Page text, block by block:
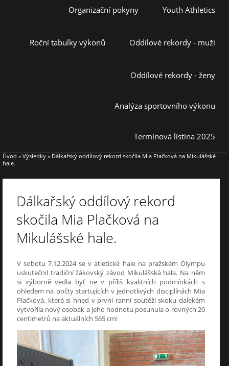
Organizační pokyny Youth Athletics
Roční tabulky výkonů Oddílové rekordy - muži
Oddílové rekordy - ženy
Analýza sportovního výkonu
Termínová listina 2025
Úvod » Výsledky » Dálkařský oddílový rekord skočila Mia Plačková na Mikulášské
hale.
Dálkařský oddílový rekord
skočila Mia Plačková na
Mikulášské hale.
V sobotu 7.12.2024 se v atletické hale na pražském Olympu
uskutečnil tradiční žákovský závod Mikulášská hala. Na něm
si výborně vedla byť ne v příliš kvalitních podmínkách s
ohledem na počty startujících v jednotlivých disciplínách Mia
Plačková, která si hned v první ranní soutěži skoku dalekém
vytvořila nový osobák a jeho hodnotu posunula o rovných 20
centimetrů na aktuálních 565 cm!